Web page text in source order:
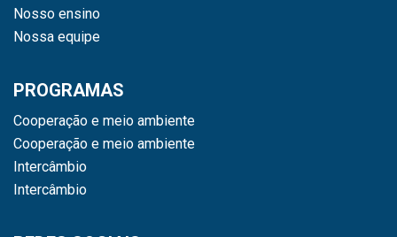
Nosso ensino
Nossa equipe
PROGRAMAS
Cooperação e meio ambiente
Cooperação e meio ambiente
Intercâmbio
Intercâmbio